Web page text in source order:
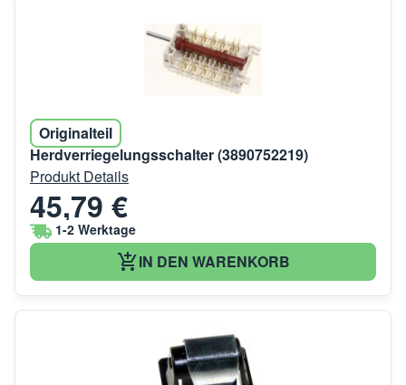
Originalteil
Herdverriegelungsschalter (3890752219)
Produkt Details
45,79 €
1-2 Werktage
IN DEN WARENKORB